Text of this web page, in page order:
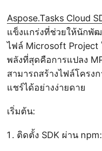
Aspose.Tasks Cloud
แข็งแกร่งที่ช่วยให้นักพั
ไฟล์ Microsoft Project
พลังที่สุดคือการแปลง
สามารถสร้างไฟล์โครง
แชร์ได้อย่างง่ายดาย
เริ่มต้น:
ติดตั้ง SDK ผ่าน npm: